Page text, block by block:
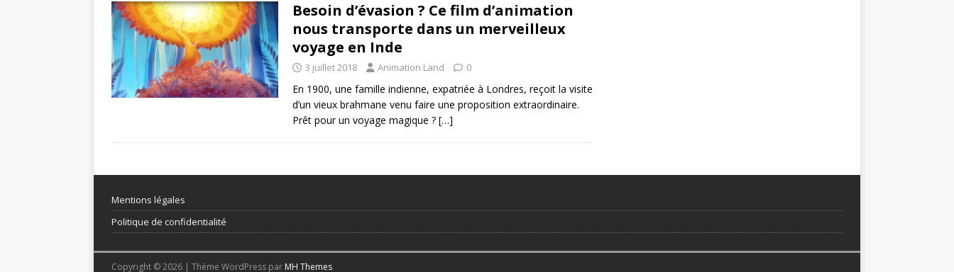
Besoin d’évasion ? Ce film d’animation
nous transporte dans un merveilleux
voyage en Inde
3 juillet 2018 Animation Land 0
En 1900, une famille indienne, expatriée à Londres, reçoit la visite
d’un vieux brahmane venu faire une proposition extraordinaire.
Prêt pour un voyage magique ? […]
Mentions légales
Politique de confidentialité
Copyright © 2026 | Thème WordPress par MH Themes